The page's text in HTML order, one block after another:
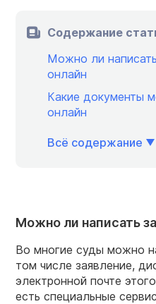
Содержание
Можно ли
онлайн
Какие документы
онлайн
Всё содержание
Можно ли написать
Во многие суды можно
том числе заявление,
электронной почте
есть специальные